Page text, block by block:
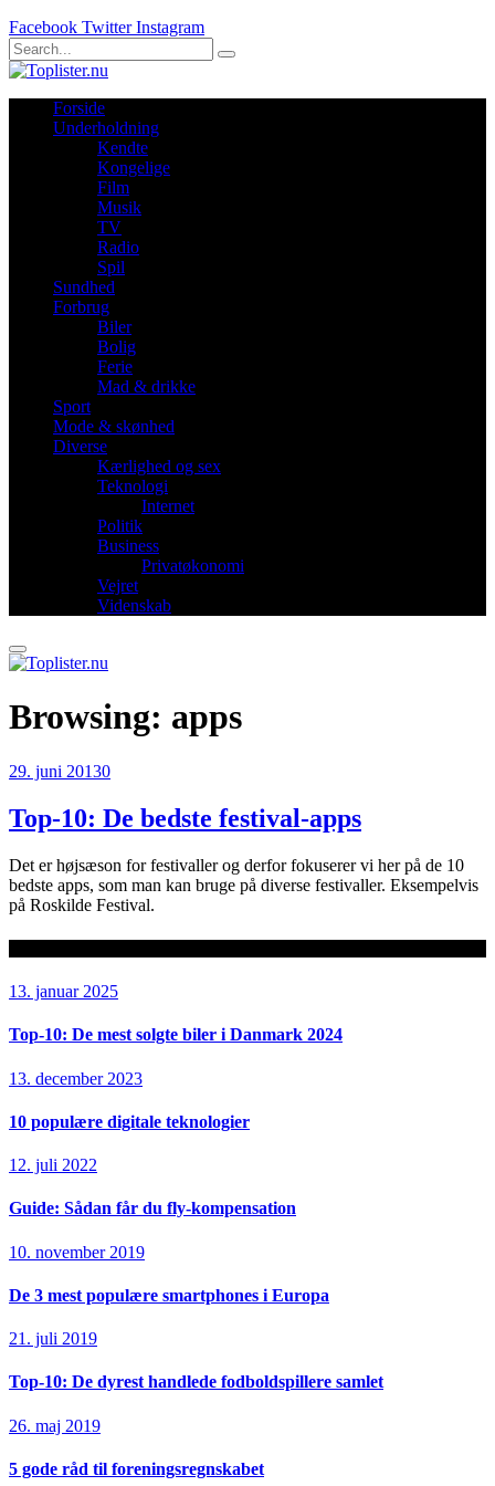
Facebook Twitter Instagram
Forside
Underholdning
Kendte
Kongelige
Film
Musik
TV
Radio
Spil
Sundhed
Forbrug
Biler
Bolig
Ferie
Mad & drikke
Sport
Mode & skønhed
Diverse
Kærlighed og sex
Teknologi
Internet
Politik
Business
Privatøkonomi
Vejret
Videnskab
Browsing: apps
29. juni 20130
Top-10: De bedste festival-apps
Det er højsæson for festivaller og derfor fokuserer vi her på de 10
bedste apps, som man kan bruge på diverse festivaller. Eksempelvis
på Roskilde Festival.
13. januar 2025
Top-10: De mest solgte biler i Danmark 2024
13. december 2023
10 populære digitale teknologier
12. juli 2022
Guide: Sådan får du fly-kompensation
10. november 2019
De 3 mest populære smartphones i Europa
21. juli 2019
Top-10: De dyrest handlede fodboldspillere samlet
26. maj 2019
5 gode råd til foreningsregnskabet